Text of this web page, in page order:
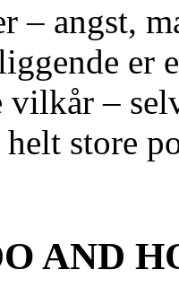
– angst,
er
vilkår –
store
AND